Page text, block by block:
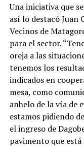
Una iniciativa que
así lo destacó Juan
Vecinos de
para el sector.
oreja a las
tenemos los
indicados en
mesa, como
anhelo de la vía de
estamos pidiendo
el ingreso de
pavimento que